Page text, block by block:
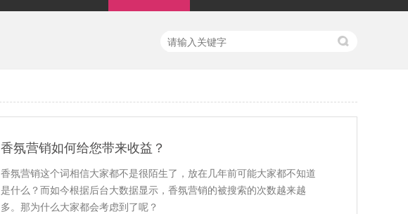
香氛营销如何给您带来收益？
香氛营销这个词相信大家都不是很陌生了，放在几年前可能大家都不知道
是什么？而如今根据后台大数据显示，香氛营销的被搜索的次数越来越
多。那为什么大家都会考虑到了呢？